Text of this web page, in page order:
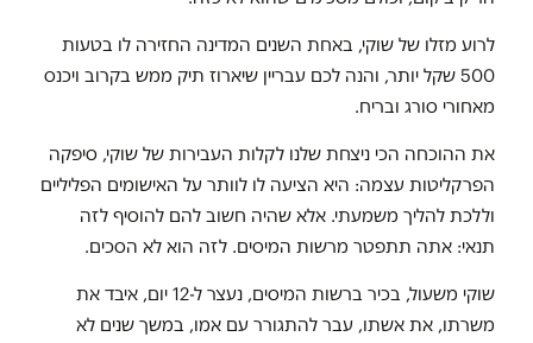
לרוע מזלו של שוקי, באחת השנים המדינה החזירה לו בטעות
500 שקל יותר, והנה לכם עבריין שיארוז תיק ממש בקרוב ויכנס
מאחורי סורג ובריח.
את ההוכחה הכי ניצחת שלנו לקלות העבירות של שוקי, סיפקה
הפרקליטות עצמה: היא הציעה לו לוותר על האישומים הפליליים
וללכת להליך משמעתי. אלא שהיה חשוב להם להוסיף לזה
תנאי: אתה תתפטר מרשות המיסים. לזה הוא לא הסכים.
שוקי משעול, בכיר ברשות המיסים, נעצר ל-12 יום, איבד את
משרתו, את אשתו, עבר להתגורר עם אמו, במשך שנים לא